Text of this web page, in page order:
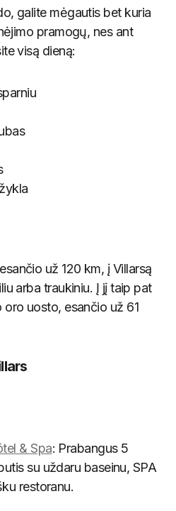
galite mėgautis bet kuria
pramogų, nes ant
visą dieną:
už 120 km, į Villarsą
arba traukiniu. Į jį taip pat
uosto, esančio už 61
& Spa: Prabangus 5
su uždaru baseinu, SPA
restoranu.